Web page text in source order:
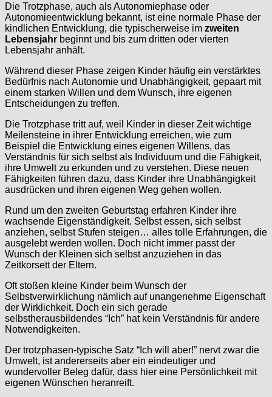
Die Trotzphase, auch als Autonomiephase oder
Autonomieentwicklung bekannt, ist eine normale Phase der
kindlichen Entwicklung, die typischerweise im zweiten
Lebensjahr beginnt und bis zum dritten oder vierten
Lebensjahr anhält.
Während dieser Phase zeigen Kinder häufig ein verstärktes
Bedürfnis nach Autonomie und Unabhängigkeit, gepaart mit
einem starken Willen und dem Wunsch, ihre eigenen
Entscheidungen zu treffen.
Die Trotzphase tritt auf, weil Kinder in dieser Zeit wichtige
Meilensteine in ihrer Entwicklung erreichen, wie zum
Beispiel die Entwicklung eines eigenen Willens, das
Verständnis für sich selbst als Individuum und die Fähigkeit,
ihre Umwelt zu erkunden und zu verstehen. Diese neuen
Fähigkeiten führen dazu, dass Kinder ihre Unabhängigkeit
ausdrücken und ihren eigenen Weg gehen wollen.
Rund um den zweiten Geburtstag erfahren Kinder ihre
wachsende Eigenständigkeit. Selbst essen, sich selbst
anziehen, selbst Stufen steigen… alles tolle Erfahrungen, die
ausgelebt werden wollen. Doch nicht immer passt der
Wunsch der Kleinen sich selbst anzuziehen in das
Zeitkorsett der Eltern.
Oft stoßen kleine Kinder beim Wunsch der
Selbstverwirklichung nämlich auf unangenehme Eigenschaft
der Wirklichkeit. Doch ein sich gerade
selbstherausbildendes “Ich” hat kein Verständnis für andere
Notwendigkeiten.
Der trotzphasen-typische Satz “Ich will aber!” nervt zwar die
Umwelt, ist andererseits aber ein eindeutiger und
wundervoller Beleg dafür, dass hier eine Persönlichkeit mit
eigenen Wünschen heranreift.